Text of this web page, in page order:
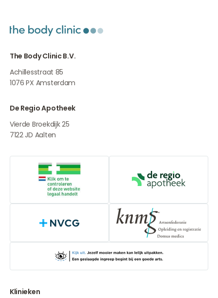
The Body Clinic B.V.
Achillesstraat 85
1076 PX Amsterdam
De Regio Apotheek
Vierde Broekdijk 25
7122 JD Aalten
Online aanbieders medicijnenDe Regio
NVCG
Klinieken